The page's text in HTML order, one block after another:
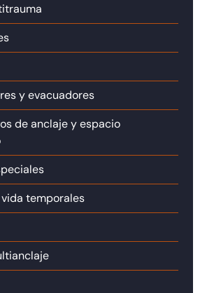
y evacuadores
de anclaje y espacio
temporales